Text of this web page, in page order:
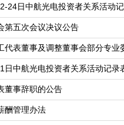
24日中航光电投资者关系活动
第五次会议决议公告
代表董事及调整董事会部分专业
日中航光电投资者关系活动记录
董事辞职的公告
酬管理办法